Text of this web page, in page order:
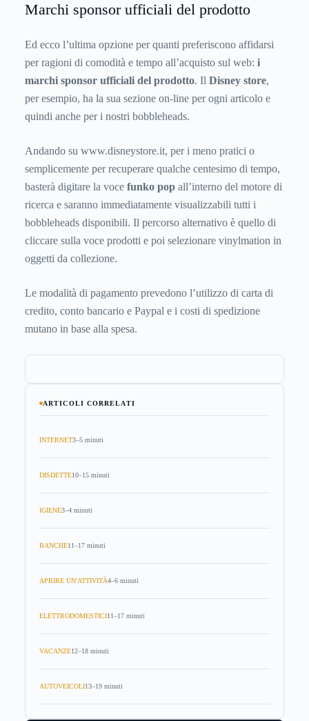
Marchi sponsor ufficiali del prodotto
Ed ecco l’ultima opzione per quanti preferiscono affidarsi
per ragioni di comodità e tempo all’acquisto sul web: i
marchi sponsor ufficiali del prodotto. Il Disney store,
per esempio, ha la sua sezione on-line per ogni articolo e
quindi anche per i nostri bobbleheads.
Andando su www.disneystore.it, per i meno pratici o
semplicemente per recuperare qualche centesimo di tempo,
basterà digitare la voce funko pop all’interno del motore di
ricerca e saranno immediatamente visualizzabili tutti i
bobbleheads disponibili. Il percorso alternativo è quello di
cliccare sulla voce prodotti e poi selezionare vinylmation in
oggetti da collezione.
Le modalità di pagamento prevedono l’utilizzo di carta di
credito, conto bancario e Paypal e i costi di spedizione
mutano in base alla spesa.
ARTICOLI CORRELATI
INTERNET3–5 minuti
DISDETTE10–15 minuti
IGIENE3–4 minuti
BANCHE11–17 minuti
APRIRE UN'ATTIVITÀ4–6 minuti
ELETTRODOMESTICI11–17 minuti
VACANZE12–18 minuti
AUTOVEICOLI13–19 minuti